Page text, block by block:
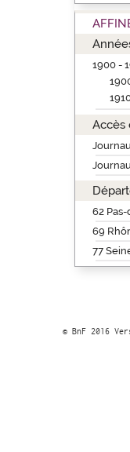
1900 -
Accès
62 Pas-
69
77
© BnF 2016